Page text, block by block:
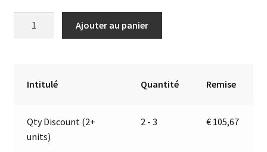
Jokon
Ajouter au panier
r
Intitulé Quantité Remise
Qty Discount (2+
units)
2 - 3 € 105,67